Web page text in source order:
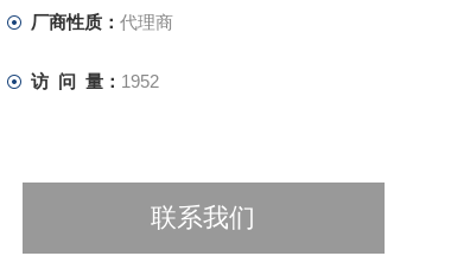
厂商性质： 代理商
访 问 量： 1952
联系我们